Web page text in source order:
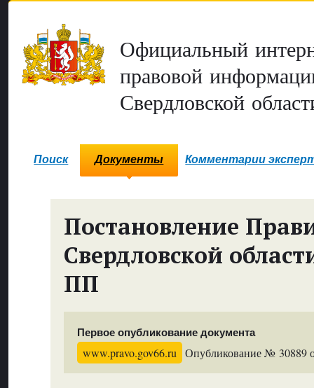
Официальный
правовой
Свердловской
Поиск Документы Комментарии
Постановление
Свердловской
ПП
Первое опубликование документа
www.pravo.gov66.ru Опубликование № 30889